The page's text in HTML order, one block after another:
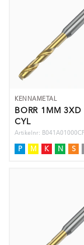
KENNAMETAL
BORR 1MM 3XD
CYL
Artikelnr:
P M K N S